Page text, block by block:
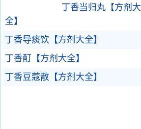
丁香当归丸【方剂大
全】
丁香导痰饮【方剂大全】
丁香酊【方剂大全】
丁香豆蔻散【方剂大全】